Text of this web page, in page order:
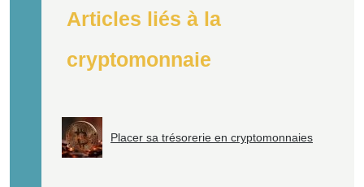
Articles liés à la
cryptomonnaie
Placer sa trésorerie en cryptomonnaies